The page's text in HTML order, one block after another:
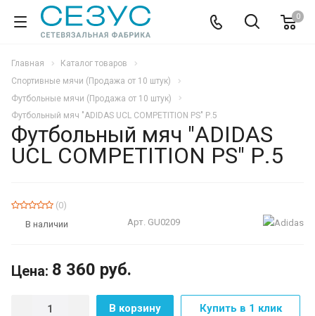
0
Главная
Каталог товаров
Спортивные мячи (Продажа от 10 штук)
Футбольные мячи (Продажа от 10 штук)
Футбольный мяч "ADIDAS UCL COMPETITION PS" Р.5
Футбольный мяч "ADIDAS
UCL COMPETITION PS" Р.5
(0)
В наличии
Арт. GU0209
Цена: 8 360 руб.
В корзину Купить в 1 клик